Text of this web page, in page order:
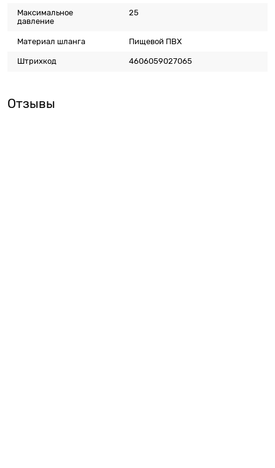
Максимальное
давление
25
Материал шланга Пищевой ПВХ
Штрихкод 4606059027065
Отзывы